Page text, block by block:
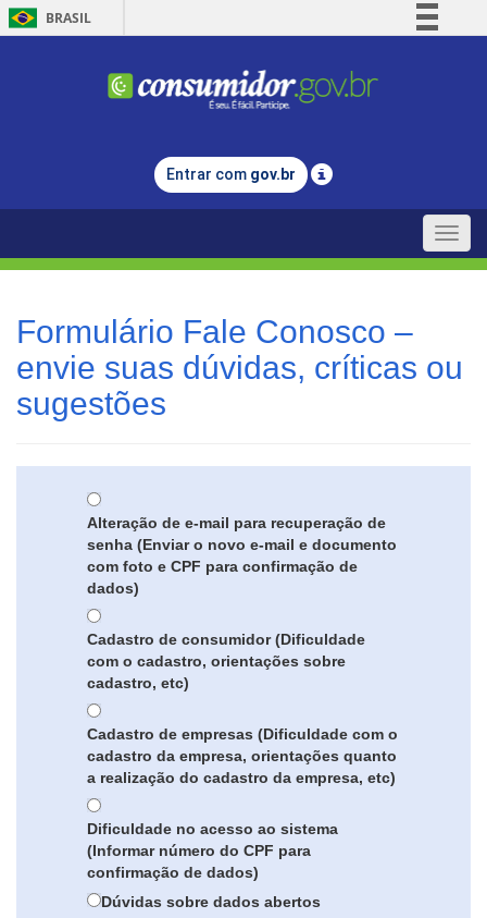
BRASIL
Comunica BR
Legislação
Entrar com gov.br
Toggle
Formulário Fale Conosco –
envie suas dúvidas, críticas ou
sugestões
Alteração de e-mail para recuperação de
senha (Enviar o novo e-mail e documento
com foto e CPF para confirmação de
dados)
Cadastro de consumidor (Dificuldade
com o cadastro, orientações sobre
cadastro, etc)
Cadastro de empresas (Dificuldade com o
cadastro da empresa, orientações quanto
a realização do cadastro da empresa, etc)
Dificuldade no acesso ao sistema
(Informar número do CPF para
confirmação de dados)
Dúvidas sobre dados abertos